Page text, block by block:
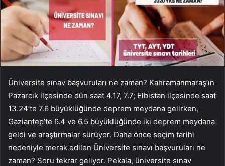
Üniversite sınav başvuruları ne zaman? Kahramanmaraş’ın
Pazarcık ilçesinde dün saat 4.17, 7.7; Elbistan ilçesinde saat
13.24’te 7.6 büyüklüğünde deprem meydana gelirken,
Gaziantep’te 6.4 ve 6.5 büyüklüğünde iki deprem meydana
geldi ve araştırmalar sürüyor. Daha önce seçim tarihi
nedeniyle merak edilen Üniversite sınavı başvuruları ne
zaman? Soru tekrar geliyor. Pekala, üniversite sınav